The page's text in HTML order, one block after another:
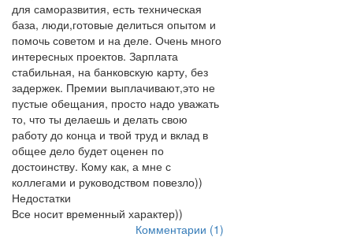
для саморазвития, есть техническая
база, люди,готовые делиться опытом и
помочь советом и на деле. Очень много
интересных проектов. Зарплата
стабильная, на банковскую карту, без
задержек. Премии выплачивают,это не
пустые обещания, просто надо уважать
то, что ты делаешь и делать свою
работу до конца и твой труд и вклад в
общее дело будет оценен по
достоинству. Кому как, а мне с
коллегами и руководством повезло))
Недостатки
Все носит временный характер))
Комментарии (1)